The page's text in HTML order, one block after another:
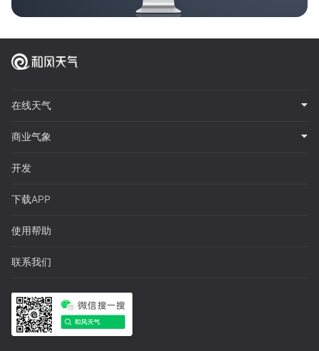
在线天气
商业气象
开发
下载APP
使用帮助
联系我们